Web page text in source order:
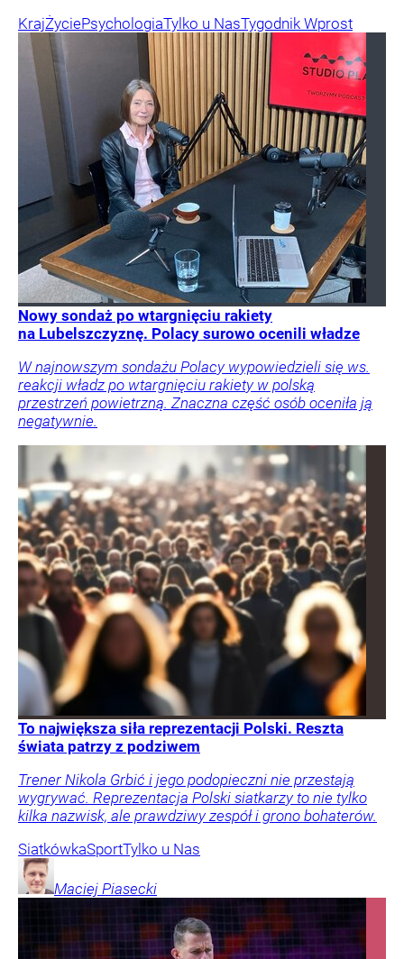
KrajŻyciePsychologiaTylko u NasTygodnik Wprost
Nowy sondaż po wtargnięciu rakiety
na Lubelszczyznę. Polacy surowo ocenili władze
W najnowszym sondażu Polacy wypowiedzieli się ws.
reakcji władz po wtargnięciu rakiety w polską
przestrzeń powietrzną. Znaczna część osób oceniła ją
negatywnie.
To największa siła reprezentacji Polski. Reszta
świata patrzy z podziwem
Trener Nikola Grbić i jego podopieczni nie przestają
wygrywać. Reprezentacja Polski siatkarzy to nie tylko
kilka nazwisk, ale prawdziwy zespół i grono bohaterów.
SiatkówkaSportTylko u Nas
Maciej Piasecki